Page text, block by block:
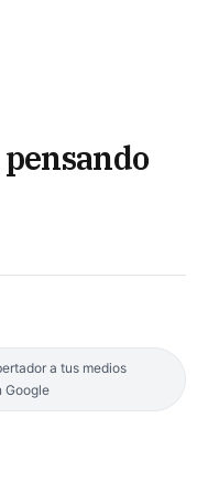
a tus medios
Google